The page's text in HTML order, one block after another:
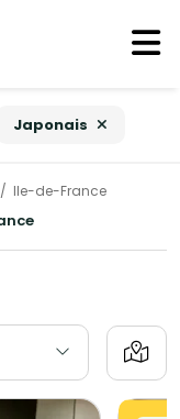
Japonais
Ile-de-France